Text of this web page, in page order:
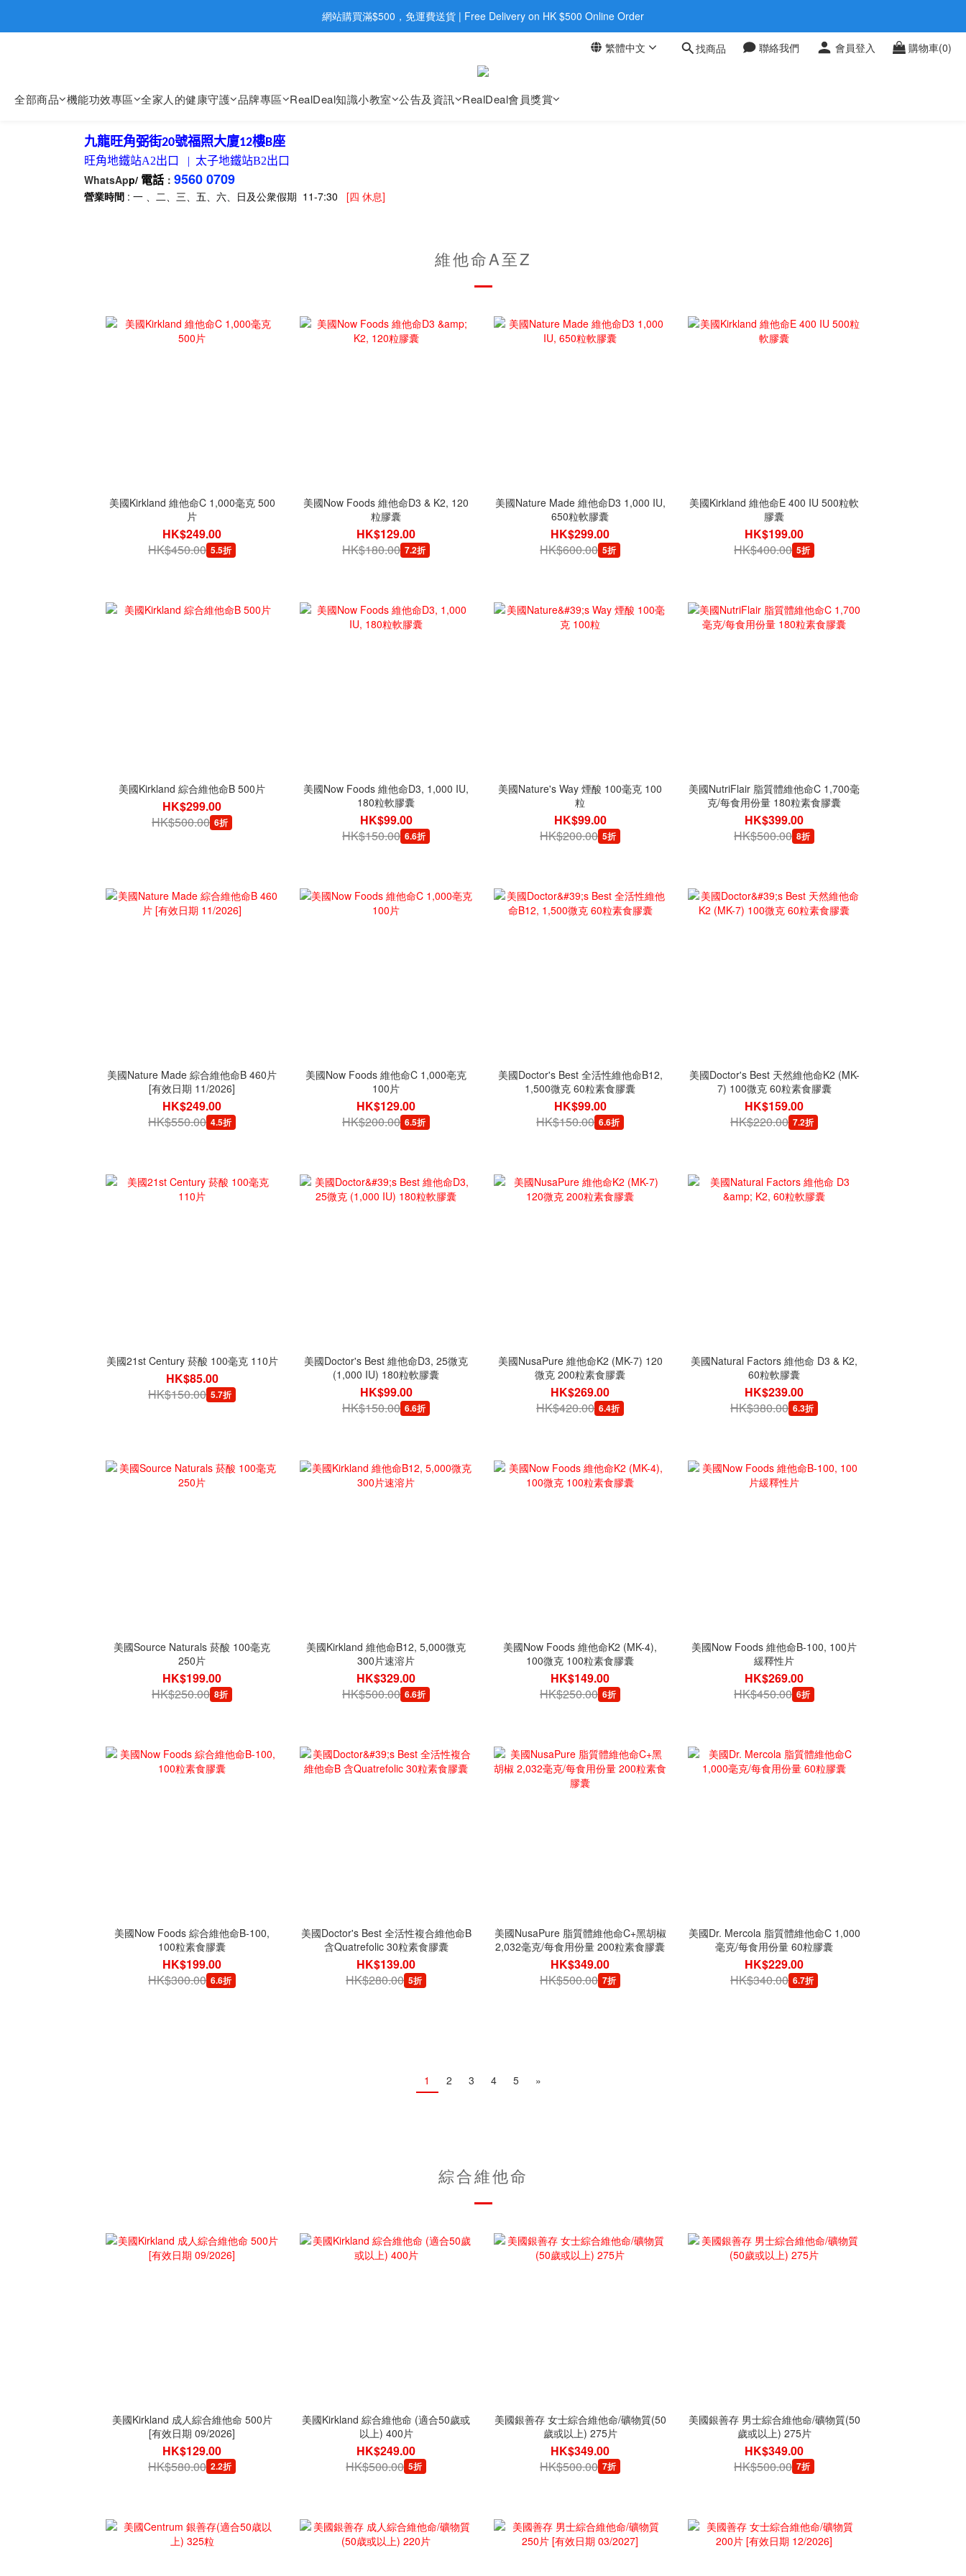
歡迎親臨旺角店購買：旺角弼街20號12樓B  |  RealDeal 保健品 | WhatsApp 9560 0709
網站購買滿$500，免運費送貨 | Free Delivery on HK $500 Online Order
歡迎親臨旺角店購買：旺角弼街20號12樓B  |  RealDeal 保健品 | WhatsApp 9560 0709
繁體中文 找商品 聯絡我們 會員登入 購物車(0)
全部商品 機能功效專區 全家人的健康守護 品牌專區 RealDeal知識小教室 公告及資訊 RealDeal會員獎賞
九龍旺角弼街20號福照大廈12樓B座
旺角地鐵站A2出口 | 太子地鐵站B2出口
WhatsApp/ 電話 ： 9560 0709
營業時間 : 一 、二、三、五、六、日及公衆假期 11-7:30 [四 休息]
維他命A至Z
美國Kirkland 維他命C 1,000毫克 500
片
HK$249.00
HK$450.00 5.5折
美國Now Foods 維他命D3 & K2, 120
粒膠囊
HK$129.00
HK$180.00 7.2折
美國Nature Made 維他命D3 1,000 IU,
650粒軟膠囊
HK$299.00
HK$600.00 5折
美國Kirkland 維他命E 400 IU 500粒軟
膠囊
HK$199.00
HK$400.00 5折
美國Kirkland 綜合維他命B 500片
HK$299.00
HK$500.00 6折
美國Now Foods 維他命D3, 1,000 IU,
180粒軟膠囊
HK$99.00
HK$150.00 6.6折
美國Nature's Way 煙酸 100毫克 100
粒
HK$99.00
HK$200.00 5折
美國NutriFlair 脂質體維他命C 1,700毫
克/每食用份量 180粒素食膠囊
HK$399.00
HK$500.00 8折
美國Nature Made 綜合維他命B 460片
[有效日期 11/2026]
HK$249.00
HK$550.00 4.5折
美國Now Foods 維他命C 1,000亳克
100片
HK$129.00
HK$200.00 6.5折
美國Doctor's Best 全活性維他命B12,
1,500微克 60粒素食膠囊
HK$99.00
HK$150.00 6.6折
美國Doctor's Best 天然維他命K2 (MK-
7) 100微克 60粒素食膠囊
HK$159.00
HK$220.00 7.2折
美國21st Century 菸酸 100毫克 110片
HK$85.00
HK$150.00 5.7折
美國Doctor's Best 維他命D3, 25微克
(1,000 IU) 180粒軟膠囊
HK$99.00
HK$150.00 6.6折
美國NusaPure 維他命K2 (MK-7) 120
微克 200粒素食膠囊
HK$269.00
HK$420.00 6.4折
美國Natural Factors 維他命 D3 & K2,
60粒軟膠囊
HK$239.00
HK$380.00 6.3折
美國Source Naturals 菸酸 100毫克
250片
HK$199.00
HK$250.00 8折
美國Kirkland 維他命B12, 5,000微克
300片速溶片
HK$329.00
HK$500.00 6.6折
美國Now Foods 維他命K2 (MK-4),
100微克 100粒素食膠囊
HK$149.00
HK$250.00 6折
美國Now Foods 維他命B-100, 100片
緩釋性片
HK$269.00
HK$450.00 6折
美國Now Foods 綜合維他命B-100,
100粒素食膠囊
HK$199.00
HK$300.00 6.6折
美國Doctor's Best 全活性複合維他命B
含Quatrefolic 30粒素食膠囊
HK$139.00
HK$280.00 5折
美國NusaPure 脂質體維他命C+黑胡椒
2,032毫克/每食用份量 200粒素食膠囊
HK$349.00
HK$500.00 7折
美國Dr. Mercola 脂質體維他命C 1,000
毫克/每食用份量 60粒膠囊
HK$229.00
HK$340.00 6.7折
1 2 3 4 5 »
綜合維他命
美國Kirkland 成人綜合維他命 500片
[有效日期 09/2026]
HK$129.00
HK$580.00 2.2折
美國Kirkland 綜合維他命 (適合50歲或
以上) 400片
HK$249.00
HK$500.00 5折
美國銀善存 女士綜合維他命/礦物質(50
歲或以上) 275片
HK$349.00
HK$500.00 7折
美國銀善存 男士綜合維他命/礦物質(50
歲或以上) 275片
HK$349.00
HK$500.00 7折